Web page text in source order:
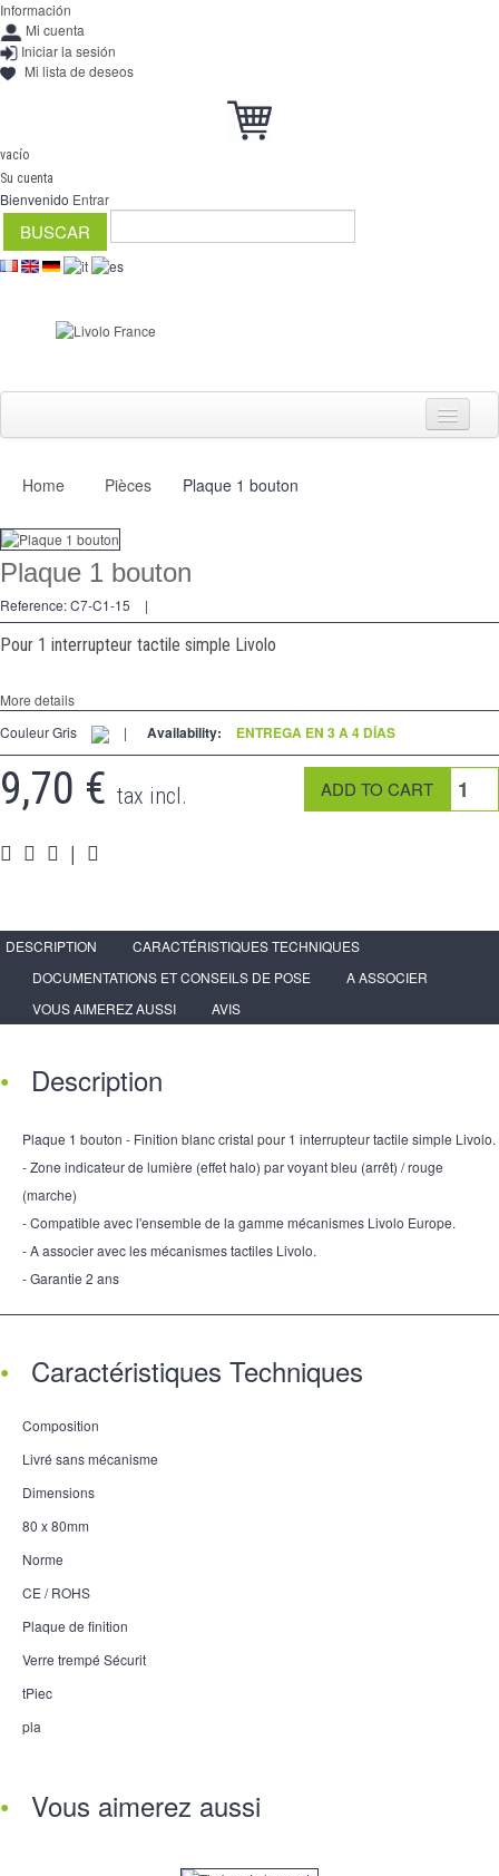
Información
Mi cuenta
Iniciar la sesión
Mi lista de deseos
vacío
Su cuenta
Bienvenido Entrar
Interruptores
regulador
2 Ways
Apoyo
Programa de revendedor - LIVOLO Francia Sitio Oficial
Home Pièces Plaque 1 bouton
Plaque 1 bouton
Reference:C7-C1-15 |
Pour 1 interrupteur tactile simple Livolo
More details
Couleur Gris
| Availability: ENTREGA EN 3 A 4 DÍAS
9,70 € tax incl.
|
DESCRIPTION
CARACTÉRISTIQUES TECHNIQUES
DOCUMENTATIONS ET CONSEILS DE POSE
A ASSOCIER
VOUS AIMEREZ AUSSI
AVIS
Description
Plaque 1 bouton - Finition blanc cristal pour 1 interrupteur tactile simple Livolo.
- Zone indicateur de lumière (effet halo) par voyant bleu (arrêt) / rouge
(marche)
- Compatible avec l'ensemble de la gamme mécanismes Livolo Europe.
- A associer avec les mécanismes tactiles Livolo.
- Garantie 2 ans
Caractéristiques Techniques
Composition
Livré sans mécanisme
Dimensions
80 x 80mm
Norme
CE / ROHS
Plaque de finition
Verre trempé Sécurit
tPiec
pla
Vous aimerez aussi